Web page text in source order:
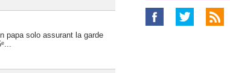
papa solo assurant la garde